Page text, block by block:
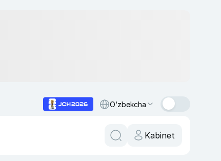
O‘zbekcha
Kabinet